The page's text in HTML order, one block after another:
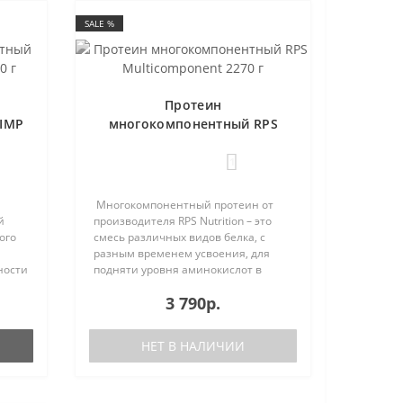
SALE %
Протеин
многокомпонентный RPS
Многокомпонентный протеин от
производителя RPS Nutrition – это
смесь различных видов белка, с
разным временем усвоения, для
подняти уровня аминокислот в
продолжительного времени.RPS
Nutrition Multicomponent - предн..
3 790р.
НЕТ В НАЛИЧИИ